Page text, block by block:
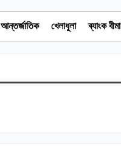
আন্তর্জাতিক খেলাধুলা ব্যাংক বীমা